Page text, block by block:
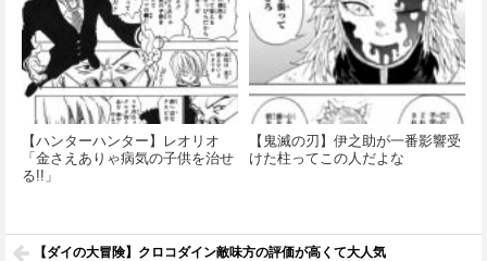
【ハンターハンター】レオリオ
「金さえありゃ病気の子供を治せ
る!!」
【鬼滅の刃】伊之助が一番影響受
けた柱ってこの人だよな
【ダイの大冒険】クロコダイン敵味方の評価が高くて大人気